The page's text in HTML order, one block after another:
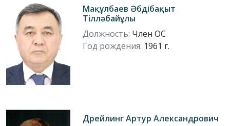
Мақұлбаев Әбдібақыт
Тілләбайұлы
Должность: Член ОС
Год рождения: 1961 г.
Дрейлинг Артур Александрович